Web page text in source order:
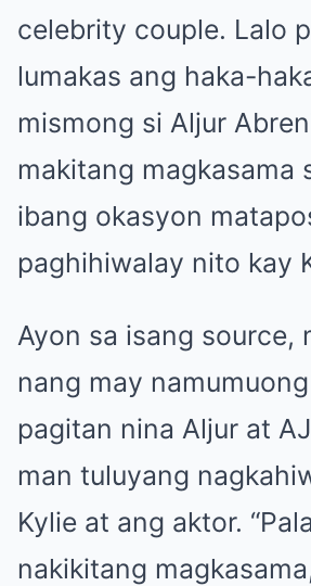
celebrity couple. Lalo
lumakas ang haka-
mismong si Aljur
makitang magkasama
ibang okasyon
paghihiwalay nito kay
Ayon sa isang source,
nang may
pagitan nina Aljur at
man tuluyang
Kylie at ang aktor.
nakikitang